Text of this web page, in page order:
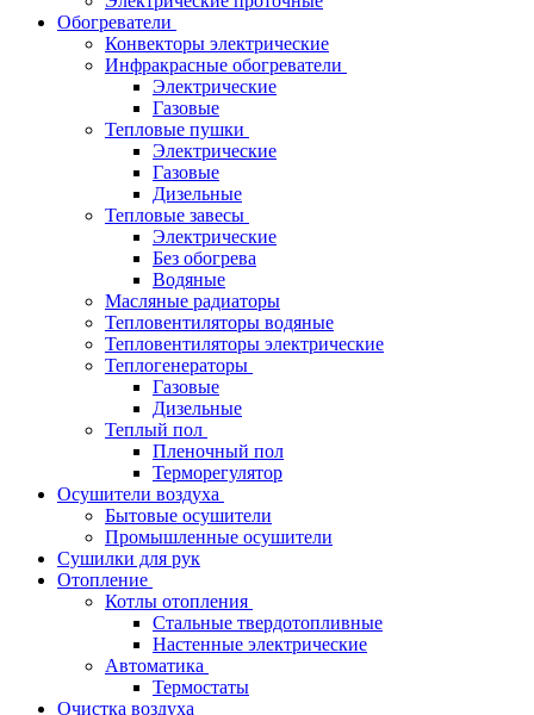
Обогреватели
Конвекторы электрические
Инфракрасные обогреватели
Электрические
Газовые
Тепловые пушки
Электрические
Газовые
Дизельные
Тепловые завесы
Электрические
Без обогрева
Водяные
Масляные радиаторы
Тепловентиляторы водяные
Тепловентиляторы электрические
Теплогенераторы
Газовые
Дизельные
Теплый пол
Пленочный пол
Терморегулятор
Осушители воздуха
Бытовые осушители
Промышленные осушители
Сушилки для рук
Отопление
Котлы отопления
Стальные твердотопливные
Настенные электрические
Автоматика
Термостаты
Очистка воздуха